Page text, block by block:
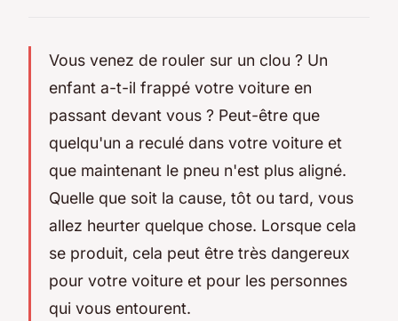
Vous venez de rouler sur un clou ? Un
enfant a-t-il frappé votre voiture en
passant devant vous ? Peut-être que
quelqu'un a reculé dans votre voiture et
que maintenant le pneu n'est plus aligné.
Quelle que soit la cause, tôt ou tard, vous
allez heurter quelque chose. Lorsque cela
se produit, cela peut être très dangereux
pour votre voiture et pour les personnes
qui vous entourent.